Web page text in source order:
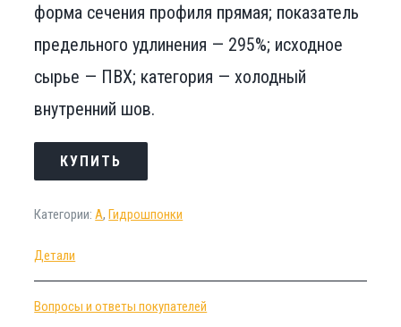
форма сечения профиля прямая; показатель
предельного удлинения — 295%; исходное
сырье — ПВХ; категория — холодный
внутренний шов.
КУПИТЬ
Категории:А,Гидрошпонки
Детали
Вопросы и ответы покупателей